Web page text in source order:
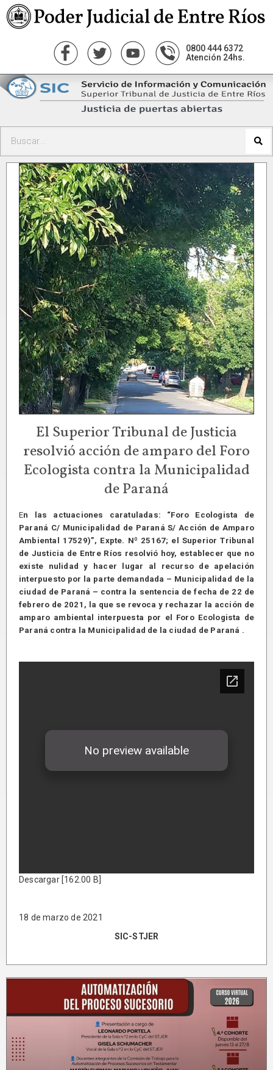
0800 444 6372
Atención 24hs.
El Superior Tribunal de Justicia
resolvió acción de amparo del Foro
Ecologista contra la Municipalidad
de Paraná
En las actuaciones caratuladas: “Foro Ecologista de
Paraná C/ Municipalidad de Paraná S/ Acción de Amparo
Ambiental 17529)”, Expte. Nº 25167; el Superior Tribunal
de Justicia de Entre Ríos resolvió hoy, establecer que no
existe nulidad y hacer lugar al recurso de apelación
interpuesto por la parte demandada – Municipalidad de la
ciudad de Paraná – contra la sentencia de fecha de 22 de
febrero de 2021, la que se revoca y rechazar la acción de
amparo ambiental interpuesta por el Foro Ecologista de
Paraná contra la Municipalidad de la ciudad de Paraná .
Descargar [162.00 B]
18 de marzo de 2021
SIC-STJER